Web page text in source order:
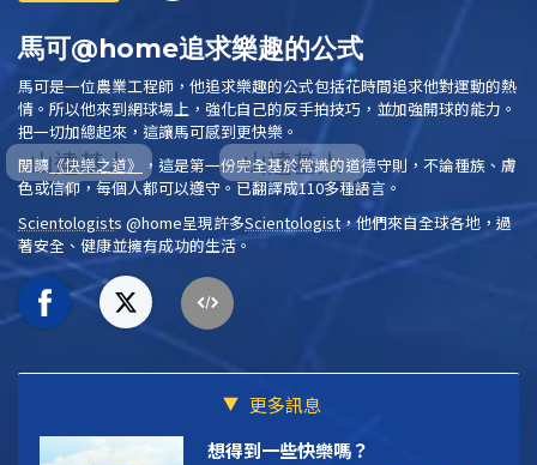
馬可@home追求樂趣的公式
馬可是一位農業工程師，他追求樂趣的公式包括花時間追求他對運動的熱
情。所以他來到網球場上，強化自己的反手拍技巧，並加強開球的能力。
把一切加總起來，這讓馬可感到更快樂。
閱讀 《快樂之道》
，這是第一份完全基於常識的道德守則，不論種族、膚
色或信仰，每個人都可以遵守。已翻譯成110多種語言。
Scientologists @home呈現許多Scientologist ，他們來自全球各地，過
著安全、健康並擁有成功的生活。
更多訊息
想得到一些快樂嗎？